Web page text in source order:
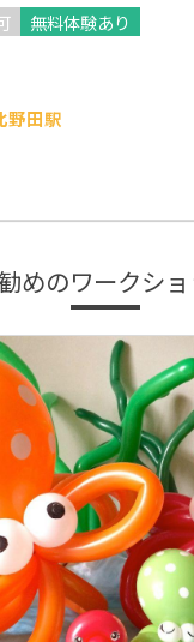
無料体験あり
野田駅
めのワークシ